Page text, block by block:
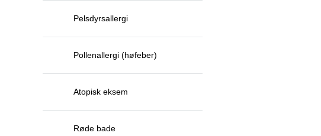
Pelsdyrsallergi
Pollenallergi (høfeber)
Atopisk eksem
Røde bade